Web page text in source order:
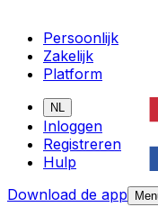
Persoonlijk
Zakelijk
Platform
NL
Inloggen
Registreren
Hulp
Download de app